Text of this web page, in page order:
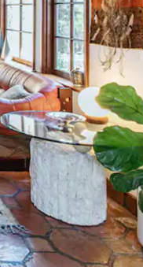
duke prekur ose duke